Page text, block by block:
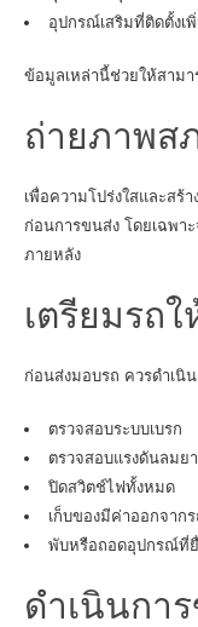
อุปกรณ์เสริมที่ติดตั้งเ
ข้อมูลเหล่านี้ช่วยให้สาม
ถ่ายภาพส
เพื่อความโปร่งใสและส
ก่อนการขนส่ง โดยเฉพา
ภายหลัง
เตรียมรถ
ก่อนส่งมอบรถ ควรดำเนิ
ตรวจสอบระบบเบรก
ตรวจสอบแรงดันลมย
ปิดสวิตช์ไฟทั้งหมด
เก็บของมีค่าออกจากร
พับหรือถอดอุปกรณ์ที่
ดำเนินกา